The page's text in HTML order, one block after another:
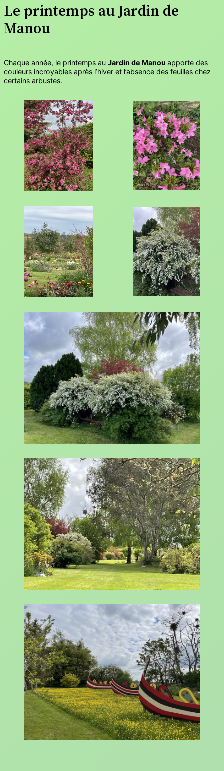
Le printemps au Jardin de
Manou
Chaque année, le printemps au Jardin de Manou apporte des
couleurs incroyables après l’hiver et l’absence des feuilles chez
certains arbustes.